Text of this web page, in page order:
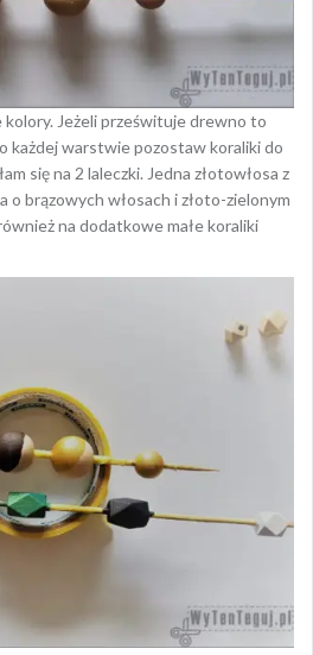
kolory. Jeżeli prześwituje drewno to
każdej warstwie pozostaw koraliki do
się na 2 laleczki. Jedna złotowłosa z
o brązowych włosach i złoto-zielonym
na dodatkowe małe koraliki